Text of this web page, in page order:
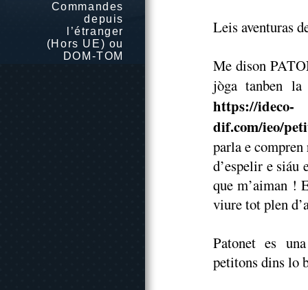
Commandes
depuis
l’étranger
(Hors UE) ou
DOM-TOM
Leis aventuras
Me dison
jòga tanben
https://ideco-
dif.com/ieo/
parla e
d’espelir e siáu
que m’aiman !
viure tot plen
Patonet es
petitons dins lo